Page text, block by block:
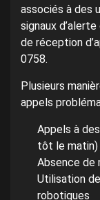
associés à des
signaux
de réception
0758.
Plusieurs
appels
Appels à
tôt le matin)
Absence de
Utilisation
robotiques